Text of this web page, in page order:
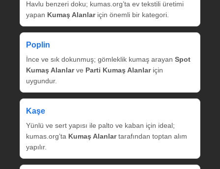
Havlu benzeri doku; kumas.org’ta ev tekstili üretimi
yapan Kumaş Alanlariçin önemli bir kategori.
Poplin
İnce ve sık dokunmuş; gömleklik kumaş arayan Spot
Kumaş Alanlarve Parti Kumaş Alanlariçin
uygundur.
Kaşe
Yünlü ve sert yapısı ile palto ve kaban için ideal;
kumas.org’ta Kumaş Alanlartarafından toptan alım
yapılır.